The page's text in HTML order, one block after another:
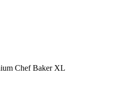
Chef Baker XL